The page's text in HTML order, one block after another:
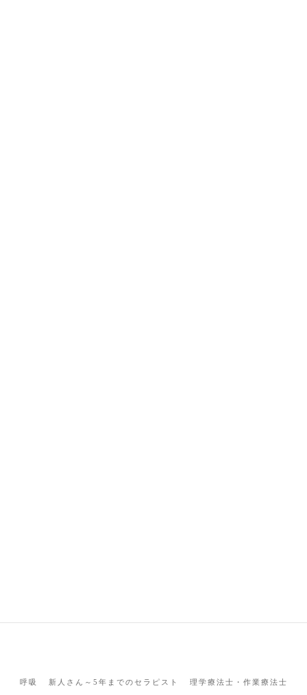
呼吸 新人さん～5年までのセラピスト 理学療法士・作業療法士